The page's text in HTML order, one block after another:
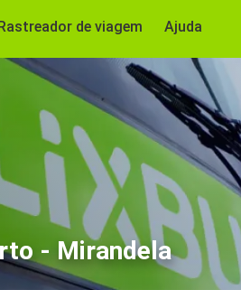
de viagem Ajuda
- Mirandela